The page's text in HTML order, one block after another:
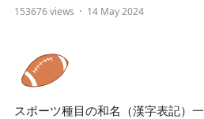
153676 views 14 May 2024
スポーツ種目の和名（漢字表記）